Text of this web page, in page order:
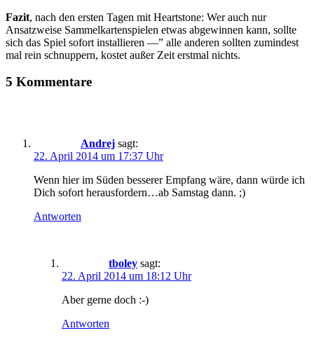
Fazit, nach den ersten Tagen mit Heartstone: Wer auch nur
Ansatzweise Sammelkartenspielen etwas abgewinnen kann, sollte
sich das Spiel sofort installieren —” alle anderen sollten zumindest
mal rein schnuppern, kostet außer Zeit erstmal nichts.
5 Kommentare
Andrej sagt:
22. April 2014 um 17:37 Uhr
Wenn hier im Süden besserer Empfang wäre, dann würde ich
Dich sofort herausfordern…ab Samstag dann. ;)
Antworten
tboley sagt:
22. April 2014 um 18:12 Uhr
Aber gerne doch :-)
Antworten